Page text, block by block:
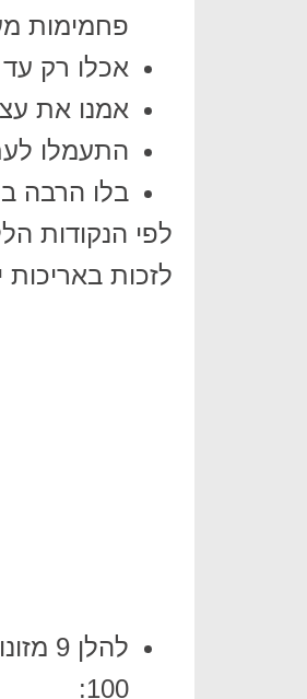
פחמימות
אכלו רק
אמנו את
התעמלו
בלו הרבה
לפי הנקודות
לזכות באריכות
100: